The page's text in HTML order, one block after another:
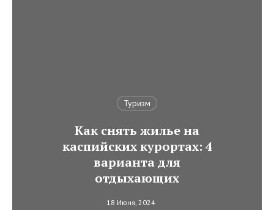
Туризм
Как снять жилье на
каспийских курортах: 4
варианта для
отдыхающих
18 Июня, 2024